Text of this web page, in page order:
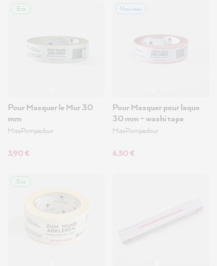
Eco
Pour Masquer le Mur 30
mm
MissPompadour
3,90 €
Nouveau
Pour Masquer pour laque
30 mm – washi tape
MissPompadour
6,50 €
Eco